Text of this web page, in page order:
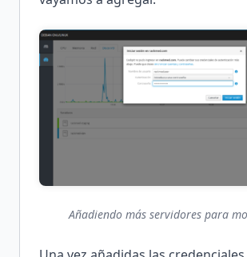
Añadiendo más servidores para